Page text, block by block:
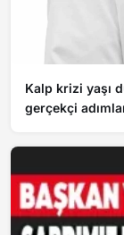
Kalp krizi yaşı
gerçekçi